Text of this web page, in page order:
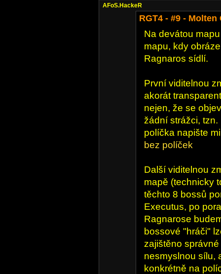
AFoS.HackeR
RGT4 - #9 - Molten
Na devátou
mapu, kdy
Ragnaros sídlí.
První viditelnou
akorát
nejen, že se
žádní strážci,
políčka napište
bez políček
Další viditelnou
mapě (technicky
těchto 8 bossů
Executus, po
Ragnarose
bossové "hráči"
zajištěno
nesmyslnou sílu,
konkrétně na